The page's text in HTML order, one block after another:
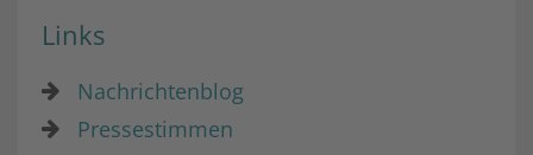
Links
Nachrichtenblog
Pressestimmen